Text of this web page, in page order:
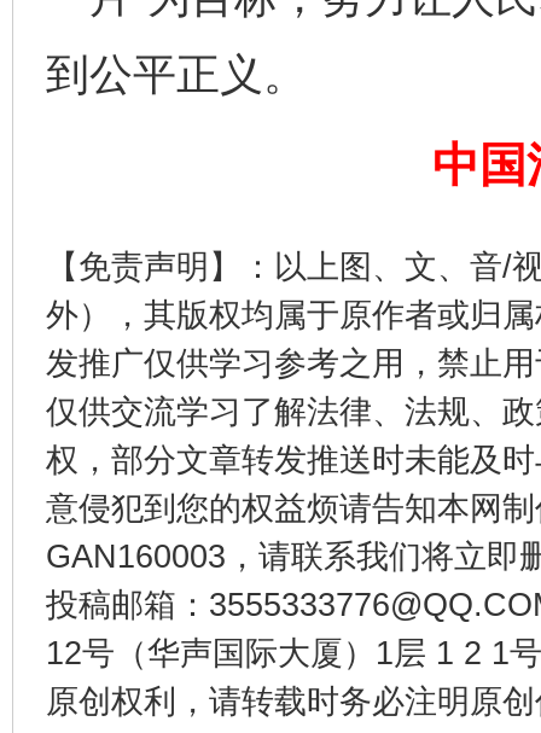
到公平正义。
中国
【免责声明】：以上图、文、音/
外），其版权均属于原作者或归
发推广仅供学习参考之用，禁止
仅供交流学习了解法律、法规、
权，部分文章转发推送时未能及
意侵犯到您的权益烦请告知本网
GAN160003，请联系我们将立即
投稿邮箱：
12号（华声国际大厦）1层 1 2 1
原创权利，请转载时务必注明原
完善运行机制助力责任有效落实
东山县通报“牛蛙产品抗生素超标问题” 法